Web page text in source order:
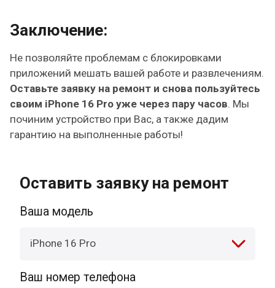
Заключение:
Не позволяйте проблемам с блокировками
приложений мешать вашей работе и развлечениям.
Оставьте заявку на ремонт и снова пользуйтесь
своим iPhone 16 Pro уже через пару часов . Мы
починим устройство при Вас, а также дадим
гарантию на выполненные работы!
Оставить заявку на ремонт
Ваша модель
iPhone 16 Pro
Ваш номер телефона